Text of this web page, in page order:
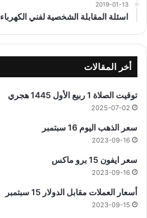
2019-01-13
اسئلة المقابلة الشخصية لفني الكهرباء
أخر المقالات
توقيت الصلاة 1 ربيع الأول 1445 هجري
2025-07-02
سعر الذهب اليوم 16 سبتمبر
2023-09-16
سعر ايفون 15 برو ماكس
2023-09-16
أسعار العملات مقابل الدولار 15 سبتمبر
2023-09-15